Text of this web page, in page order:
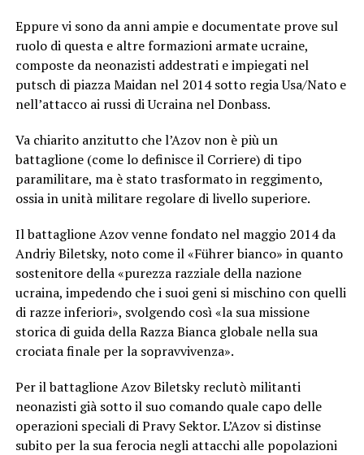
Eppure vi sono da anni ampie e documentate prove sul
ruolo di questa e altre formazioni armate ucraine,
composte da neonazisti addestrati e impiegati nel
putsch di piazza Maidan nel 2014 sotto regia Usa/Nato e
nell’attacco ai russi di Ucraina nel Donbass.
Va chiarito anzitutto che l’Azov non è più un
battaglione (come lo definisce il Corriere) di tipo
paramilitare, ma è stato trasformato in reggimento,
ossia in unità militare regolare di livello superiore.
Il battaglione Azov venne fondato nel maggio 2014 da
Andriy Biletsky, noto come il «Führer bianco» in quanto
sostenitore della «purezza razziale della nazione
ucraina, impedendo che i suoi geni si mischino con quelli
di razze inferiori», svolgendo così «la sua missione
storica di guida della Razza Bianca globale nella sua
crociata finale per la sopravvivenza».
Per il battaglione Azov Biletsky reclutò militanti
neonazisti già sotto il suo comando quale capo delle
operazioni speciali di Pravy Sektor. L’Azov si distinse
subito per la sua ferocia negli attacchi alle popolazioni